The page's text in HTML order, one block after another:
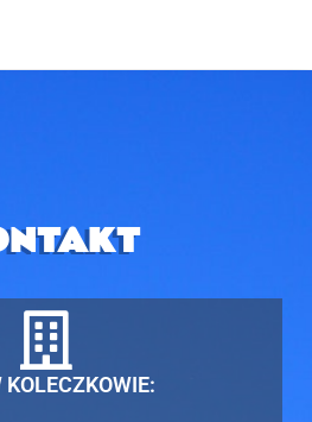
KOLECZKOWIE: